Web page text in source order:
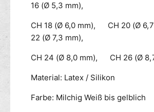
16 (Ø 5,3 mm),
CH 18 (Ø 6,0 mm), CH 20 (Ø
22 (Ø 7,3 mm),
CH 24 (Ø 8,0 mm), CH 26 (Ø
Material: Latex / Silikon
Farbe: Milchig Weiß bis gelblich